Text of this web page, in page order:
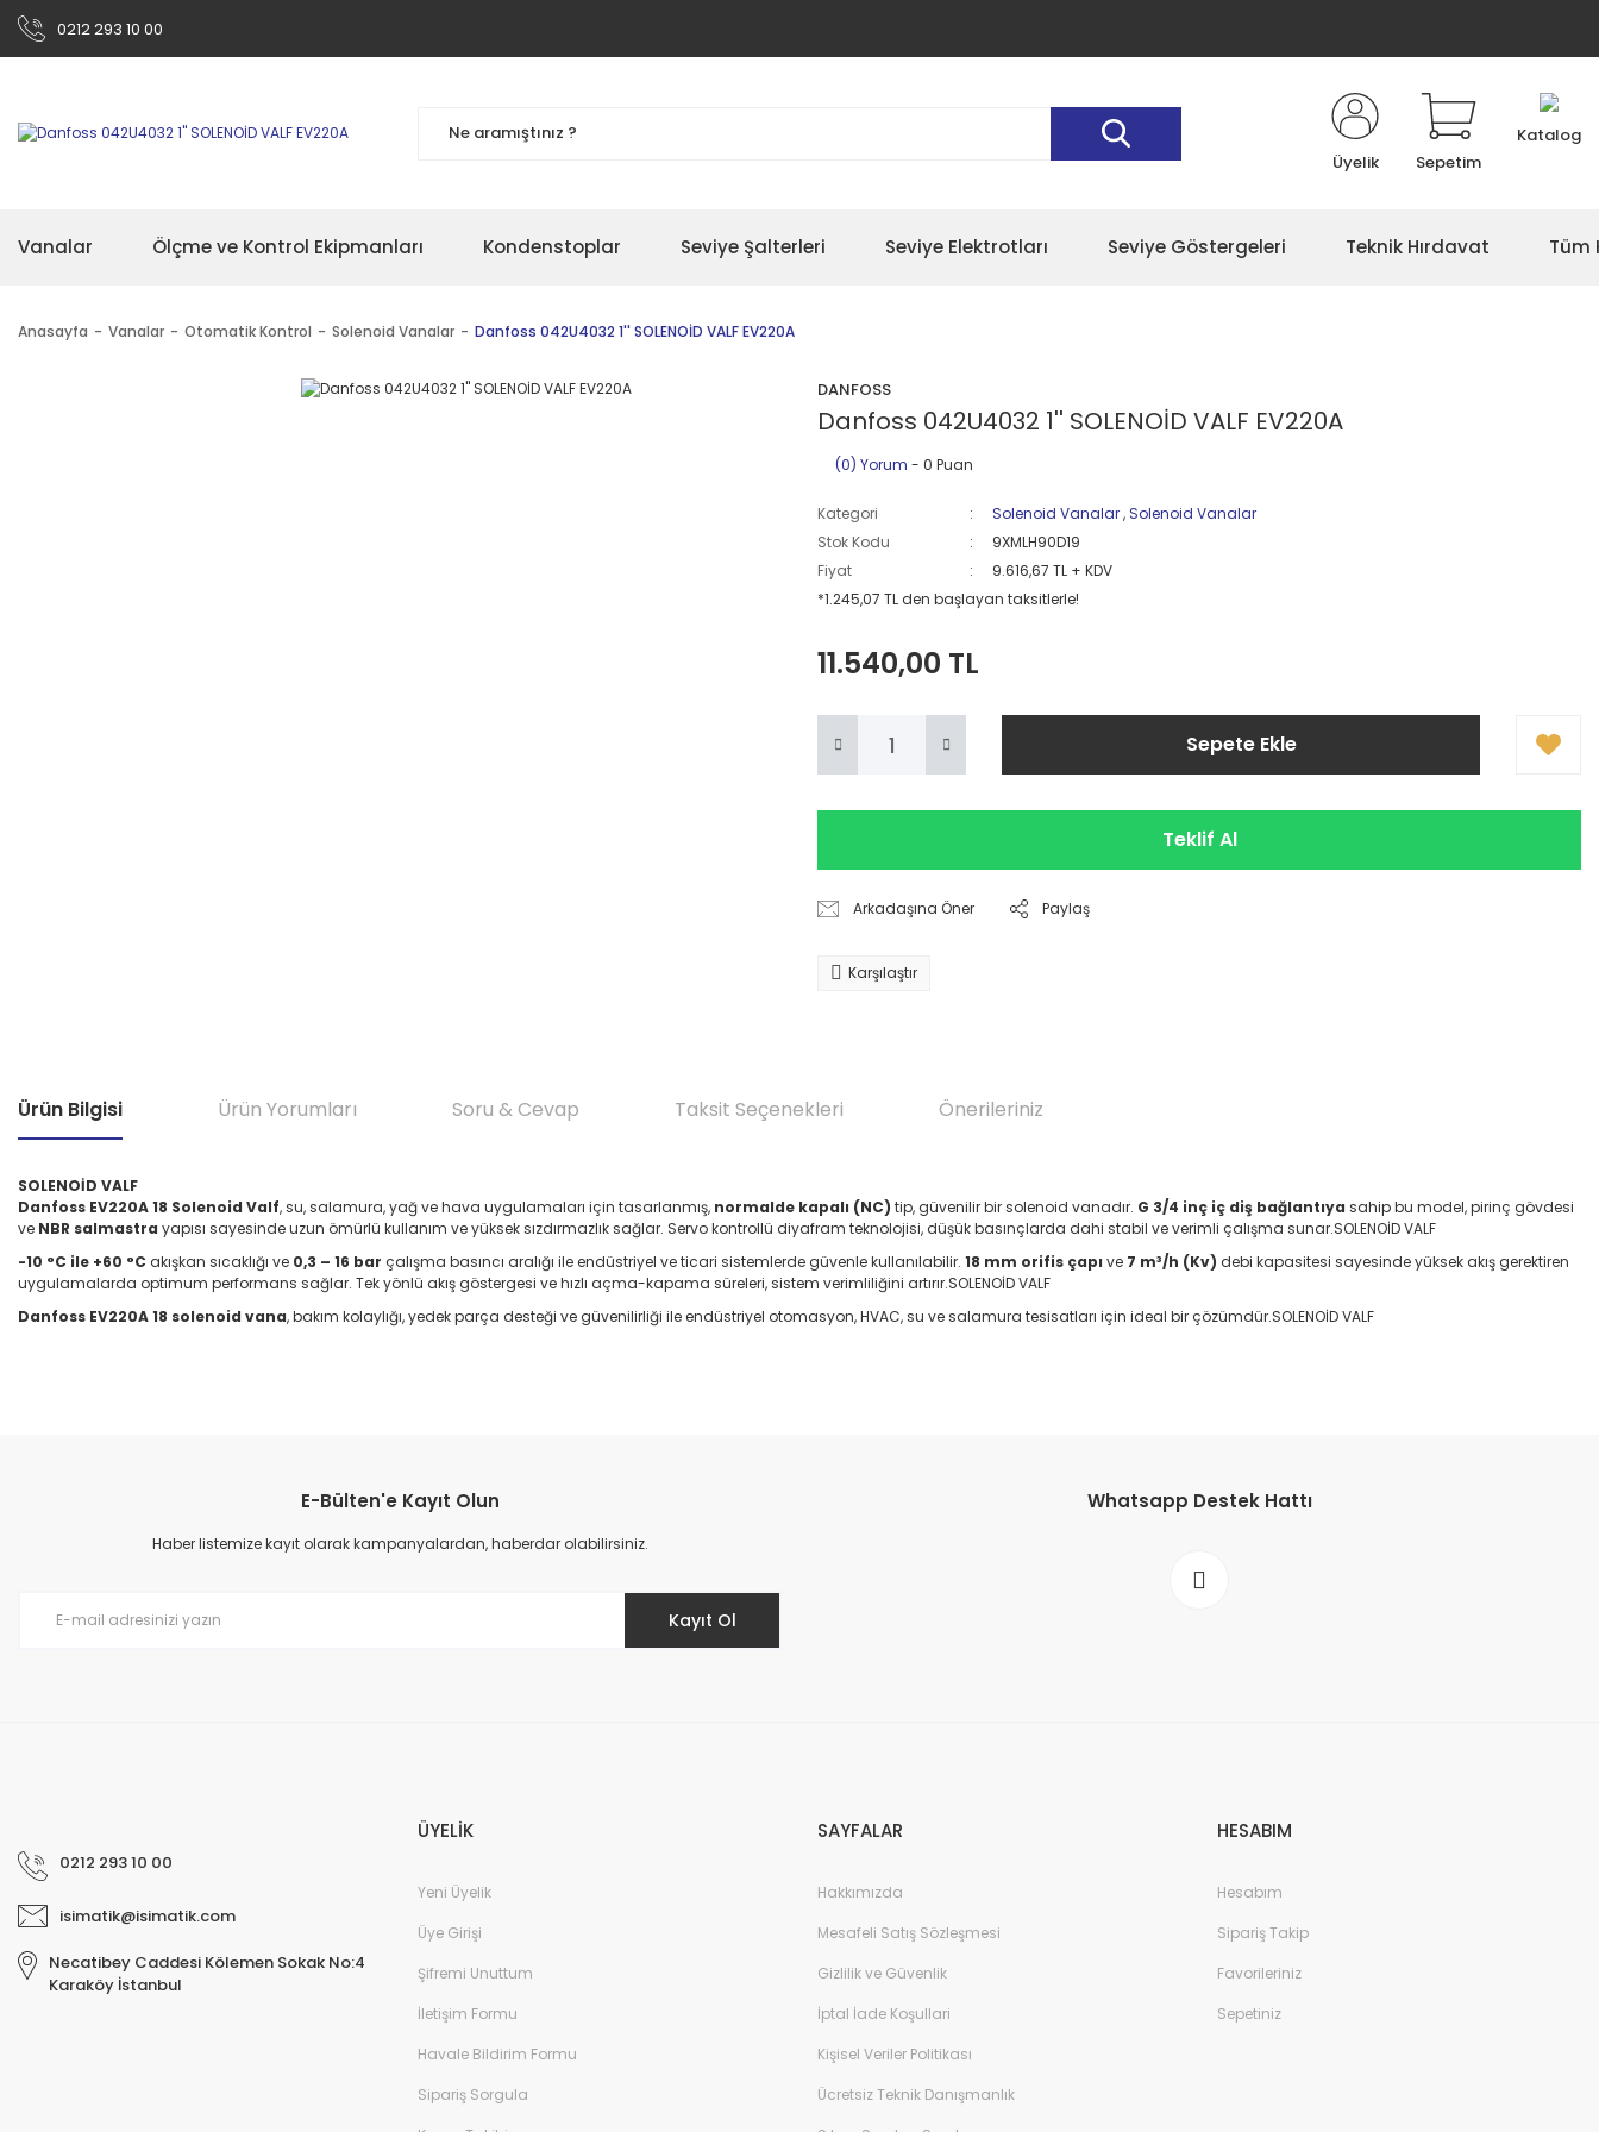
0212 293 10 00
Üyelik Sepetim
Katalog
Vanalar Ölçme ve Kontrol Ekipmanları Kondenstoplar Seviye Şalterleri Seviye Elektrotları Seviye Göstergeleri Teknik Hırdavat Tüm
Anasayfa Vanalar Otomatik Kontrol Solenoid Vanalar Danfoss 042U4032 1'' SOLENOİD VALF EV220A
DANFOSS
Danfoss 042U4032 1'' SOLENOİD VALF EV220A
(0) Yorum - 0 Puan
Kategori Solenoid Vanalar, Solenoid Vanalar
Stok Kodu
9XMLH90D19
Fiyat
9.616,67 TL + KDV
*1.245,07 TL den başlayan taksitlerle!
11.540,00 TL
Sepete Ekle
Teklif Al
Arkadaşına Öner Paylaş
Karşılaştır
Ürün Bilgisi Ürün Yorumları Soru & Cevap Taksit Seçenekleri Önerileriniz
SOLENOİD VALF
Danfoss EV220A 18 Solenoid Valf, su, salamura, yağ ve hava uygulamaları için tasarlanmış, normalde kapalı (NC) tip, güvenilir bir solenoid vanadır. G 3/4 inç iç diş bağlantıya sahip bu model, pirinç gövdesi
ve NBR salmastra yapısı sayesinde uzun ömürlü kullanım ve yüksek sızdırmazlık sağlar. Servo kontrollü diyafram teknolojisi, düşük basınçlarda dahi stabil ve verimli çalışma sunar.SOLENOİD VALF
-10 °C ile +60 °C akışkan sıcaklığı ve 0,3 – 16 bar çalışma basıncı aralığı ile endüstriyel ve ticari sistemlerde güvenle kullanılabilir. 18 mm orifis çapı ve 7 m³/h (Kv) debi kapasitesi sayesinde yüksek akış gerektiren
uygulamalarda optimum performans sağlar. Tek yönlü akış göstergesi ve hızlı açma-kapama süreleri, sistem verimliliğini artırır.SOLENOİD VALF
Danfoss EV220A 18 solenoid vana, bakım kolaylığı, yedek parça desteği ve güvenilirliği ile endüstriyel otomasyon, HVAC, su ve salamura tesisatları için ideal bir çözümdür.SOLENOİD VALF
Ürün resmi kalitesiz, bozuk veya görüntülenemiyor.
Ürün açıklamasında eksik bilgiler bulunuyor.
E-Bülten'e Kayıt Olun
Haber listemize kayıt olarak kampanyalardan, haberdar olabilirsiniz.
Kayıt Ol
Whatsapp Destek Hattı
0212 293 10 00
isimatik@isimatik.com
Necatibey Caddesi Kölemen Sokak No:4
Karaköy İstanbul
ÜYELİK
Yeni Üyelik
Üye Girişi
Şifremi Unuttum
İletişim Formu
Havale Bildirim Formu
Sipariş Sorgula
SAYFALAR
Hakkımızda
Mesafeli Satış Sözleşmesi
Gizlilik ve Güvenlik
İptal İade Koşullari
Kişisel Veriler Politikası
Ücretsiz Teknik Danışmanlık
HESABIM
Hesabım
Sipariş Takip
Favorileriniz
Sepetiniz